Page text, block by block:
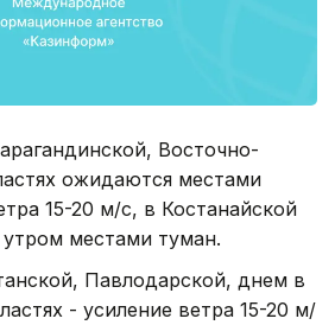
Восточно-
ожидаются местами
15-20 м/с, в Костанайской
местами туман.
Павлодарской, днем в
- усиление ветра 15-20 м/